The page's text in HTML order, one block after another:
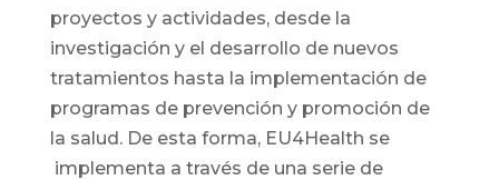
proyectos y actividades, desde la
investigación y el desarrollo de nuevos
tratamientos hasta la implementación de
programas de prevención y promoción de
la salud. De esta forma, EU4Health se
implementa a través de una serie de